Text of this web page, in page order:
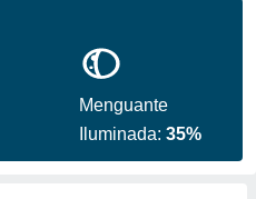
Menguante
Iluminada:35%